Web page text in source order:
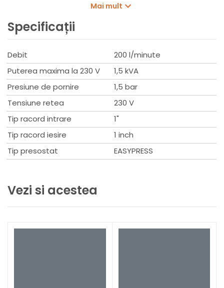
Presiune maxima: 10 bar
Debit corespunzator inaltimilor de ridicare
mentionate: 200 litri/minut
Racorduri: filet exterior de 1 tol
Temperatura maxima a lichidului: 65 °C
Temperatura maxima a mediului ambiant: 40 °C
Lungime de instalare: 174 mm
Lungime cablu: 0 metri
Protectie: IP65
Clasa de izolatie termica: F
Greutate: 1,63 kg
Mai mult
Specificații
Debit
200 l/minute
Puterea maxima la 230 V
1,5 kVA
Presiune de pornire
1,5 bar
Tensiune retea
230 V
Tip racord intrare
1"
Tip racord iesire
1 inch
Tip presostat
EASYPRESS
Vezi si acestea